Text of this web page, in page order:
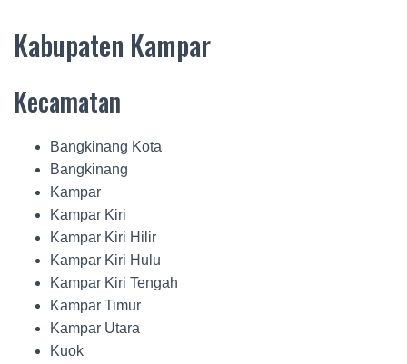
Kabupaten Kampar
Kecamatan
Bangkinang Kota
Bangkinang
Kampar
Kampar Kiri
Kampar Kiri Hilir
Kampar Kiri Hulu
Kampar Kiri Tengah
Kampar Timur
Kampar Utara
Kuok